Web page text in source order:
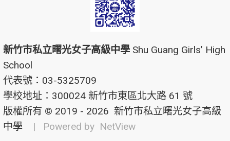
新竹市私立曙光女子高級中學 Shu Guang Girls’ High
School
代表號：03-5325709
學校地址：300024 新竹市東區北大路 61 號
版權所有 © 2019 - 2026 新竹市私立曙光女子高級
中學
| Powered by NetView